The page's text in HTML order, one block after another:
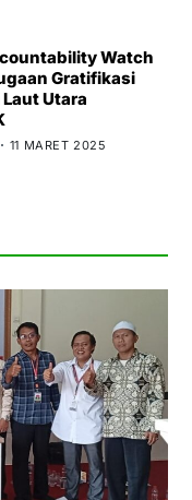
Watch
Gratifikasi
Utara
11 MARET 2025